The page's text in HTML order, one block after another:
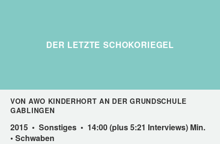
DER LETZTE SCHOKORIEGEL
VON AWO KINDERHORT AN DER GRUNDSCHULE
GABLINGEN
2015 • Sonstiges • 14:00 (plus 5:21 Interviews) Min.
• Schwaben